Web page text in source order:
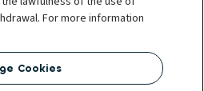
predstavlja Ayvens Group, svoj
dve kopanije pod zajedničkim
igrač održive mobilnosti koji pruža
fleksibilni zakup, usluge upravljanja
ka klijentima u koje spadaju
For more information
Cookies